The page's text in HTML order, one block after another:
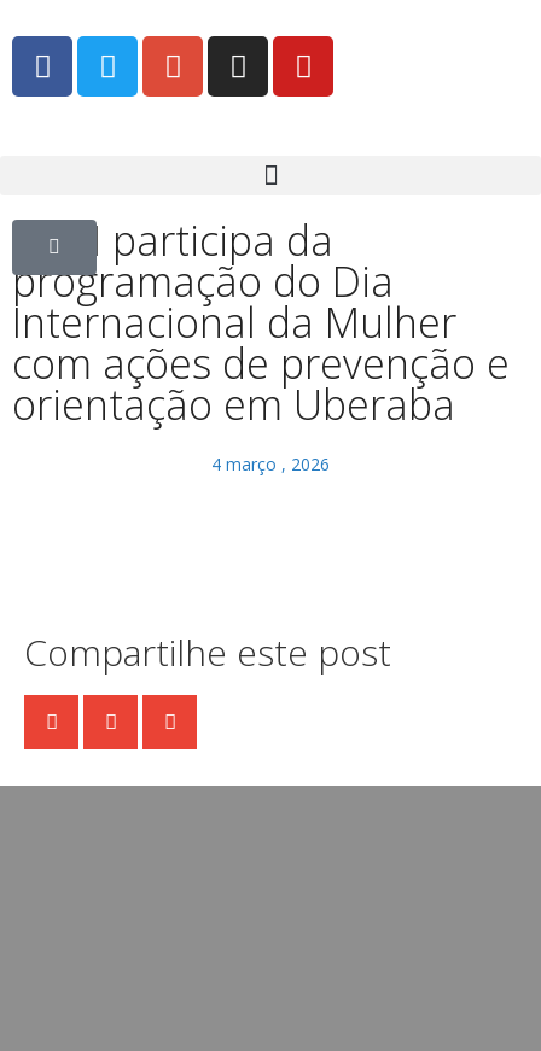
GCM participa da
programação do Dia
Internacional da Mulher
com ações de prevenção e
orientação em Uberaba
4 março , 2026
Compartilhe este post